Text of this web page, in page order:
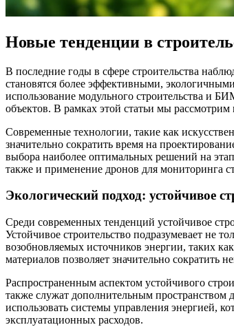
Новые тенденции в
В последние годы в сфере строительства
становятся более эффективными,
использование модульного строительства и
объектов. В рамках этой статьи мы
Современные технологии, такие как
значительно сократить время на
выбора наиболее оптимальных решений на
также и применение дронов для мониторинга
Экологический подход: устойчивое
Среди современных тенденций устойчивое
Устойчивое строительство подразумевает не
возобновляемых источников энергии, таких
материалов позволяет значительно сократить
Распространенным аспектом устойчивого
также служат дополнительным пространством
использовать системы управления энергией,
эксплуатационных расходов.